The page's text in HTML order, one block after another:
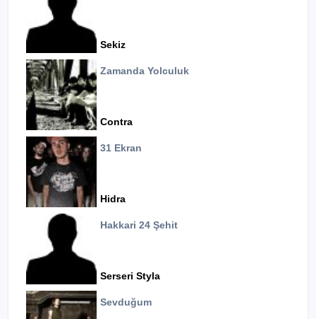
Sekiz
Zamanda Yolculuk
Contra
31 Ekran
Hidra
Hakkari 24 Şehit
Serseri Styla
Sevduğum